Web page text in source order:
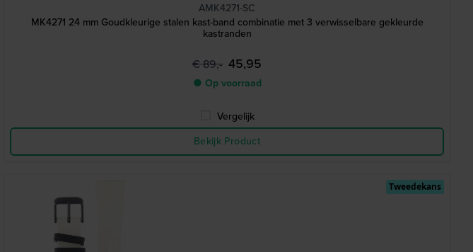
AMK4271-SC
MK4271 24 mm Goudkleurige stalen kast-band combinatie met 3 verwisselbare gekleurde
kastranden
€ 89,- 45,95
● Op voorraad
Vergelijk
Bekijk Product
Tweedekans